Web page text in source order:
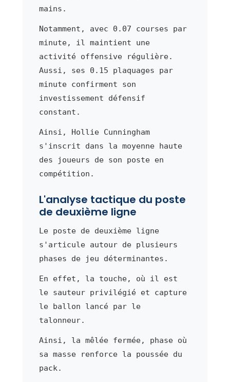
mains.
Notamment, avec 0.07 courses par
minute, il maintient une
activité offensive régulière.
Aussi, ses 0.15 plaquages par
minute confirment son
investissement défensif
constant.
Ainsi, Hollie Cunningham
s'inscrit dans la moyenne haute
des joueurs de son poste en
compétition.
L'analyse tactique du poste
de deuxième ligne
Le poste de deuxième ligne
s'articule autour de plusieurs
phases de jeu déterminantes.
En effet, la touche, où il est
le sauteur privilégié et capture
le ballon lancé par le
talonneur.
Ainsi, la mêlée fermée, phase où
sa masse renforce la poussée du
pack.